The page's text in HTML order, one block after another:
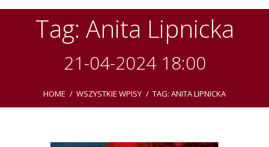
Tag: Anita Lipnicka
21-04-2024 18:00
HOME WSZYSTKIE WPISY TAG: ANITA LIPNICKA
Festiwal
Kurs instruktorski
Sprawozdania